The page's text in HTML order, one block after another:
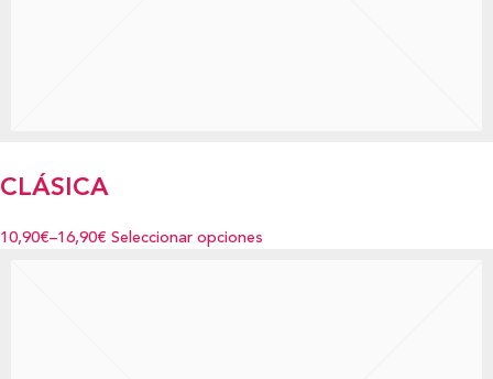
CLÁSICA
10,90€–16,90€ Seleccionar opciones